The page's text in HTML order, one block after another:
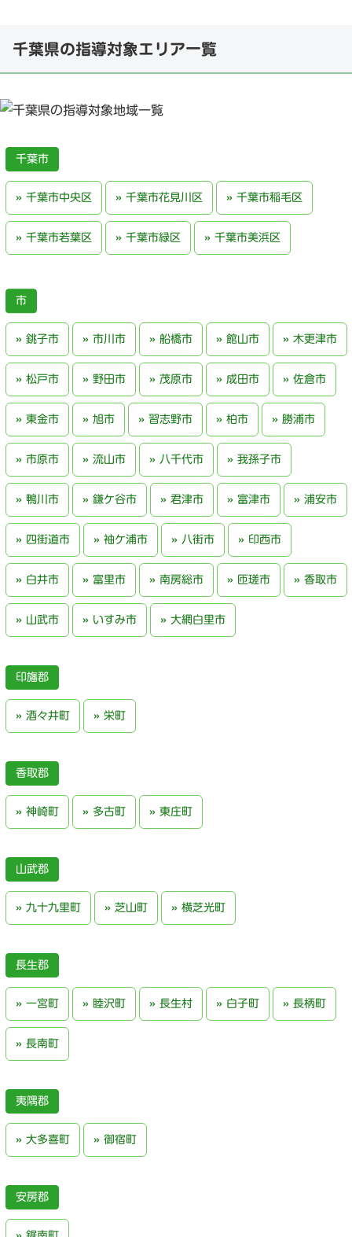
千葉県の指導対象エリア一覧
千葉市
千葉市中央区 千葉市花見川区 千葉市稲毛区
千葉市若葉区 千葉市緑区 千葉市美浜区
銚子市 市川市 船橋市 館山市 木更津市
松戸市 野田市 茂原市 成田市 佐倉市
東金市 旭市 習志野市 柏市 勝浦市
市原市 流山市 八千代市 我孫子市
鴨川市 鎌ケ谷市 君津市 富津市 浦安市
四街道市 袖ケ浦市 八街市 印西市
白井市 富里市 南房総市 匝瑳市 香取市
山武市 いすみ市 大網白里市
印旛郡
酒々井町 栄町
香取郡
神崎町 多古町 東庄町
山武郡
九十九里町 芝山町 横芝光町
長生郡
一宮町 睦沢町 長生村 白子町 長柄町
長南町
夷隅郡
大多喜町 御宿町
安房郡